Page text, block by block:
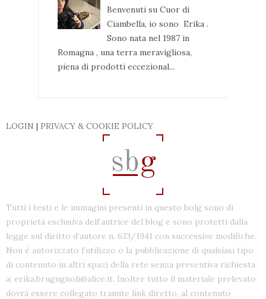
Benvenuti su Cuor di
Ciambella, io sono Erika .
Sono nata nel 1987 in
Romagna , una terra meravigliosa,
piena di prodotti eccezional...
LOGIN | PRIVACY & COOKIE POLICY
Tutti i testi e le immagini presenti in questo bolg sono di
proprietà esclusiva dell’autrice del blog e sono protetti dalla
legge sul diritto d’autore n. 633/1941 con successive modifiche.
Non è autorizzato l’utilizzo o la pubblicazione di qualsiasi tipo
di contenuto in altri spazi della rete senza preventiva richiesta
a: erika.brugugnoli@alice.it. Inoltre tutto il materiale prelevato
dovrà essere collegato tramite link diretto, al contenuto